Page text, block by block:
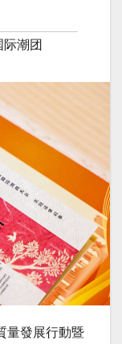
际潮团
量發展行動暨